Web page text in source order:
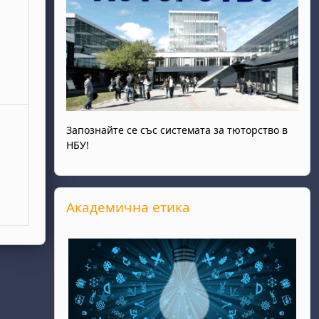
30 ноември
Запознайте се със системата за тюторство в
НБУ!
Прескочи Академична етика
Академична етика